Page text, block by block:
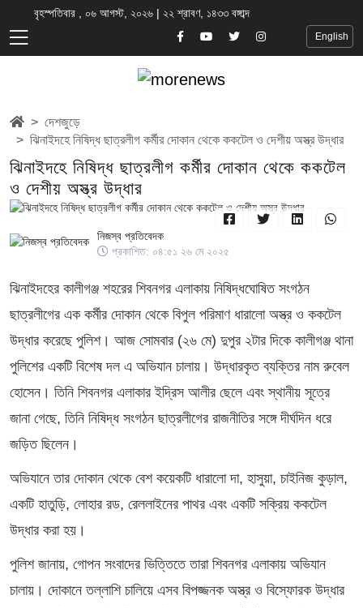
বৃহস্পতিবার , ০৬ আগস্ট, ২০২৬ | ২২ শ্রাবণ, ১৪৩৩ বঙ্গাব্দ
English
দেশজুড়ে
ঝিনাইদহে নিষিদ্ধ ছাত্রলীগ কর্মীর দোকান থেকে ককটেল ও দেশীয় অস্ত্র উদ্ধার
ঝিনাইদহে নিষিদ্ধ ছাত্রলীগ কর্মীর দোকান থেকে ককটেল
ও দেশীয় অস্ত্র উদ্ধার
নিজস্ব প্রতিবেদক
প্রকাশিত: ০৪:৫১ ২৬ মে ২০২৫
ঝিনাইদহের কালীগঞ্জ শহরের শিবনগর এলাকায় নিষিদ্ধঘোষিত সংগঠন
ছাত্রলীগের এক কর্মীর দোকান থেকে বিপুল পরিমাণ ধারালো অস্ত্র ও ককটেল
উদ্ধার করেছে পুলিশ। আজ সোমবার (২৬ মে) দুপুর ২টার দিকে কালীগঞ্জ থানা
পুলিশের একটি বিশেষ দল এ অভিযান চালায়। উদ্ধারকৃত ব্যক্তির নাম রুবেল
হোসেন। তিনি শিবনগর এলাকার ইদ্রিস আলীর ছেলে এবং স্থানীয় সূত্রে
জানা গেছে, তিনি নিষিদ্ধ সংগঠন ছাত্রলীগের রাজনীতির সঙ্গে দীর্ঘদিন ধরে
জড়িত ছিলেন।
অভিযানে তার দোকান থেকে বেশ কয়েকটি ধারালো দা, হাসুয়া, চাইনিজ কুড়াল,
একটি হাতুড়ি, লোহার রড, রেললাইনের পাথর এবং একটি সক্রিয় ককটেল
উদ্ধার করা হয়।
পুলিশ জানায়, গোপন সংবাদের ভিত্তিতে তারা শিবনগর এলাকায় অভিযান
চালায়। দোকানে তল্লাশি চালিয়ে এসব বিপজ্জনক অস্ত্র ও বিস্ফোরক উদ্ধার